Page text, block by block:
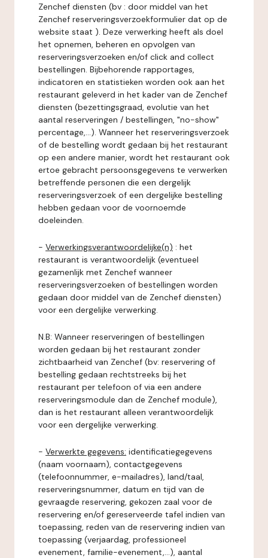
Zenchef diensten (bv : door middel van het
Zenchef reserveringsverzoekformulier dat op de
website staat ). Deze verwerking heeft als doel
het opnemen, beheren en opvolgen van
reserveringsverzoeken en/of click and collect
bestellingen. Bijbehorende rapportages,
indicatoren en statistieken worden ook aan het
restaurant geleverd in het kader van de Zenchef
diensten (bezettingsgraad, evolutie van het
aantal reserveringen / bestellingen, "no-show"
percentage,...). Wanneer het reserveringsverzoek
of de bestelling wordt gedaan bij het restaurant
op een andere manier, wordt het restaurant ook
ertoe gebracht persoonsgegevens te verwerken
betreffende personen die een dergelijk
reserveringsverzoek of een dergelijke bestelling
hebben gedaan voor de voornoemde
doeleinden.
- Verwerkingsverantwoordelijke(n) : het
restaurant is verantwoordelijk (eventueel
gezamenlijk met Zenchef wanneer
reserveringsverzoeken of bestellingen worden
gedaan door middel van de Zenchef diensten)
voor een dergelijke verwerking.
N.B: Wanneer reserveringen of bestellingen
worden gedaan bij het restaurant zonder
zichtbaarheid van Zenchef (bv: reservering of
bestelling gedaan rechtstreeks bij het
restaurant per telefoon of via een andere
reserveringsmodule dan de Zenchef module),
dan is het restaurant alleen verantwoordelijk
voor een dergelijke verwerking.
- Verwerkte gegevens: identificatiegegevens
(naam voornaam), contactgegevens
(telefoonnummer, e-mailadres), land/taal,
reserveringsnummer, datum en tijd van de
gevraagde reservering, gekozen zaal voor de
reservering en/of gereserveerde tafel indien van
toepassing, reden van de reservering indien van
toepassing (verjaardag, professioneel
evenement, familie-evenement,...), aantal